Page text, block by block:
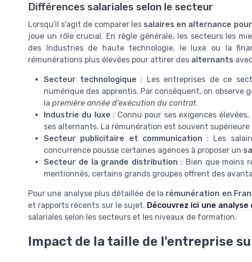
Différences salariales selon le secteur
Lorsqu'il s'agit de comparer les salaires en alternance
joue un rôle crucial. En règle générale, les secteurs les
des Industries de haute technologie, le luxe ou la
rémunérations plus élevées pour attirer des alternants
Secteur technologique : Les entreprises de ce
numérique des apprentis. Par conséquent, on observe
la première année d'exécution du contrat.
Industrie du luxe : Connu pour ses exigences
ses alternants. La rémunération est souvent supérieure
Secteur publicitaire et communication : Les
concurrence pousse certaines agences à proposer un
Secteur de la grande distribution : Bien que moins
mentionnés, certains grands groupes offrent des
Pour une analyse plus détaillée de la rémunération en
et rapports récents sur le sujet. Découvrez ici une analyse
salariales selon les secteurs et les niveaux de formation.
Impact de la taille de l'entreprise